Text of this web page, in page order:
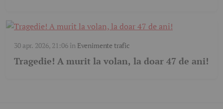
30 apr. 2026, 21:06în Evenimente trafic
Tragedie! A murit la volan, la doar 47 de ani!